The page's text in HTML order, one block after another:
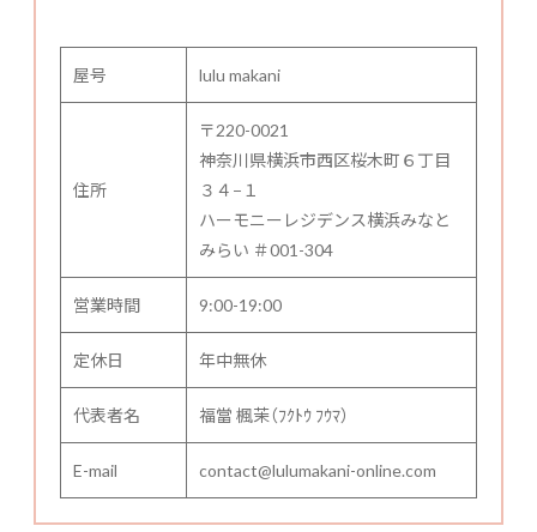
屋号 lulu makani
住所
〒220-0021
神奈川県横浜市西区桜木町６丁目
３４−１
ハーモニーレジデンス横浜みなと
みらい ＃001-304
営業時間 9:00-19:00
定休日 年中無休
代表者名 福當 楓茉（ﾌｸﾄｳ ﾌｳﾏ）
E-mail contact@lulumakani-online.com